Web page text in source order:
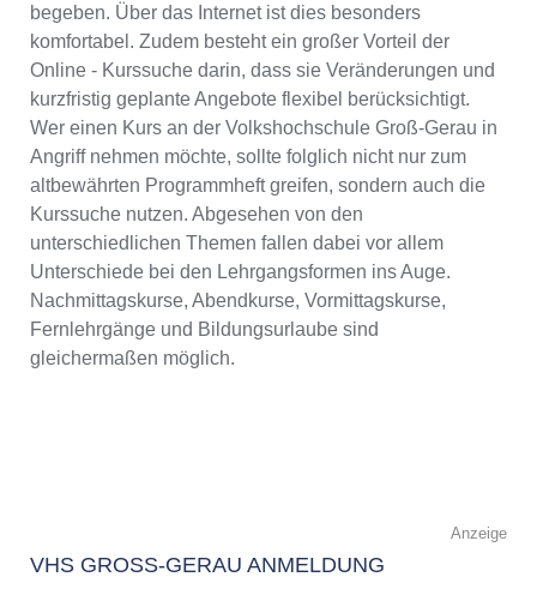
begeben. Über das Internet ist dies besonders
komfortabel. Zudem besteht ein großer Vorteil der
Online - Kurssuche darin, dass sie Veränderungen und
kurzfristig geplante Angebote flexibel berücksichtigt.
Wer einen Kurs an der Volkshochschule Groß-Gerau in
Angriff nehmen möchte, sollte folglich nicht nur zum
altbewährten Programmheft greifen, sondern auch die
Kurssuche nutzen. Abgesehen von den
unterschiedlichen Themen fallen dabei vor allem
Unterschiede bei den Lehrgangsformen ins Auge.
Nachmittagskurse, Abendkurse, Vormittagskurse,
Fernlehrgänge und Bildungsurlaube sind
gleichermaßen möglich.
Anzeige
VHS GROSS-GERAU ANMELDUNG